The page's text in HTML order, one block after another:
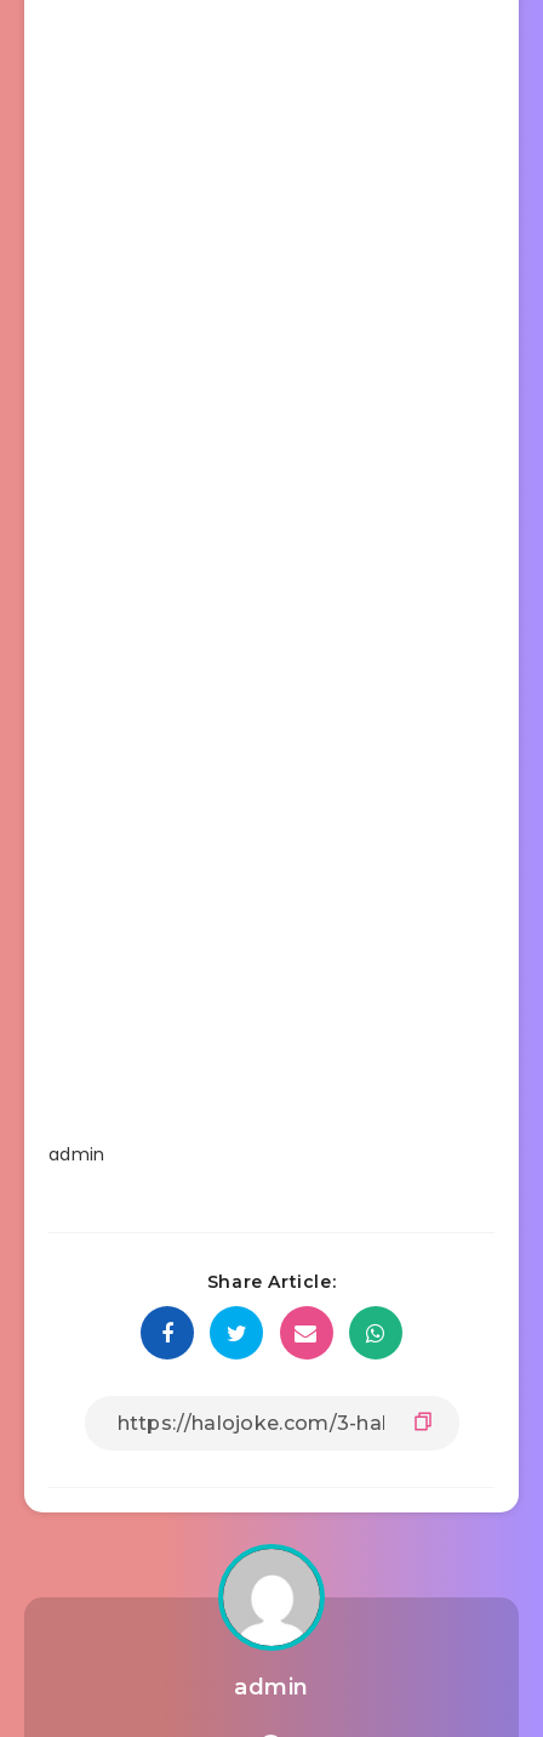
admin
Share Article:
admin